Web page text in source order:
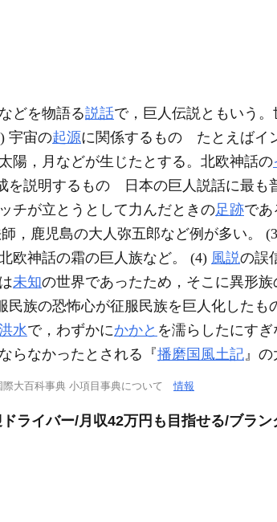
どを物語る説話で，巨人伝説ともいう
宇宙の起源に関係するもの たとえばイ
陽，月などが生じたとする。北欧神話の
を説明するもの 日本の巨人説話に最も
チが立とうとして力んだときの足跡で
，鹿児島の大人弥五郎など例が多い。
北欧神話の霜の巨人族など。 (4) 風説の誤
未知の世界であったため，そこに異形
族の恐怖心が征服民族を巨人化したも
水で，わずかにかかと を濡らしたにす
らなかったとされる『播磨国風土記』の
際大百科事典 小項目事典について情報
ライバー/月収42万円も目指せる/ブラン